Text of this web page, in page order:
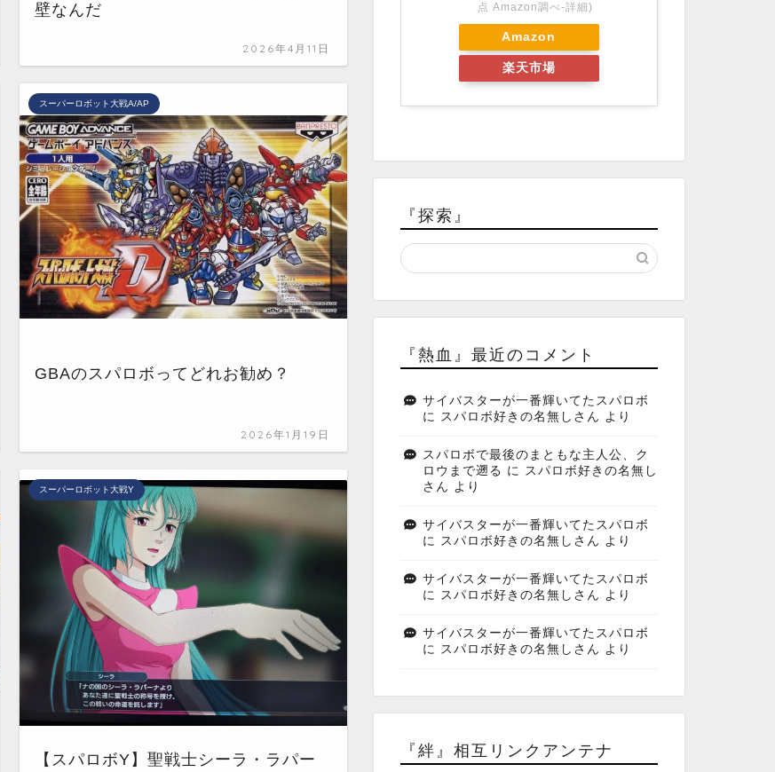
壁なんだ
2026年4月11日
スーパーロボット大戦A/AP
GBAのスパロボってどれお勧め？
2026年1月19日
スーパーロボット大戦Y
【スパロボY】聖戦士シーラ・ラパー
点 Amazon調べ-詳細)
Amazon
楽天市場
『探索』
『熱血』最近のコメント
サイバスターが一番輝いてたスパロボ
に
スパロボ好きの名無しさん より
スパロボで最後のまともな主人公、ク
ロウまで遡る に
スパロボ好きの名無し
さん より
サイバスターが一番輝いてたスパロボ
に
スパロボ好きの名無しさん より
サイバスターが一番輝いてたスパロボ
に
スパロボ好きの名無しさん より
サイバスターが一番輝いてたスパロボ
に
スパロボ好きの名無しさん より
『絆』相互リンクアンテナ